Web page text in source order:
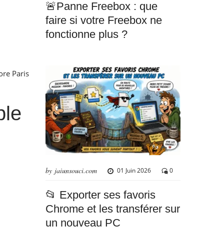
Paris
🚨Panne Freebox : que
faire si votre Freebox ne
fonctionne plus ?
by jaiunsouci.com 01 Juin 2026 0
📂 Exporter ses favoris
Chrome et les transférer sur
un nouveau PC